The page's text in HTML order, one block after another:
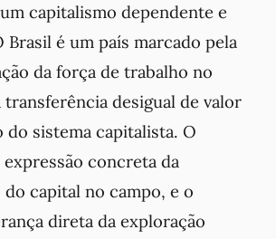
capitalismo dependente e
é um país marcado pela
da força de trabalho no
transferência desigual de valor
do sistema capitalista. O
concreta da
capital no campo, e o
direta da exploração